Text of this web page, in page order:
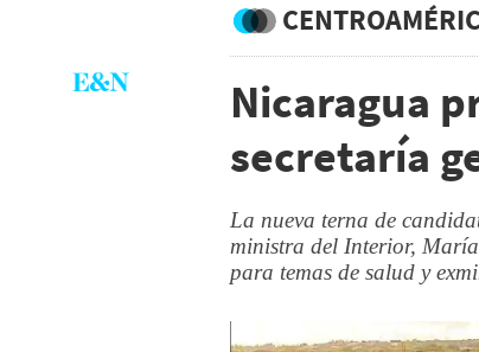
Nicaragua
secretaría
La nueva terna de
ministra del Interior,
para temas de salud y